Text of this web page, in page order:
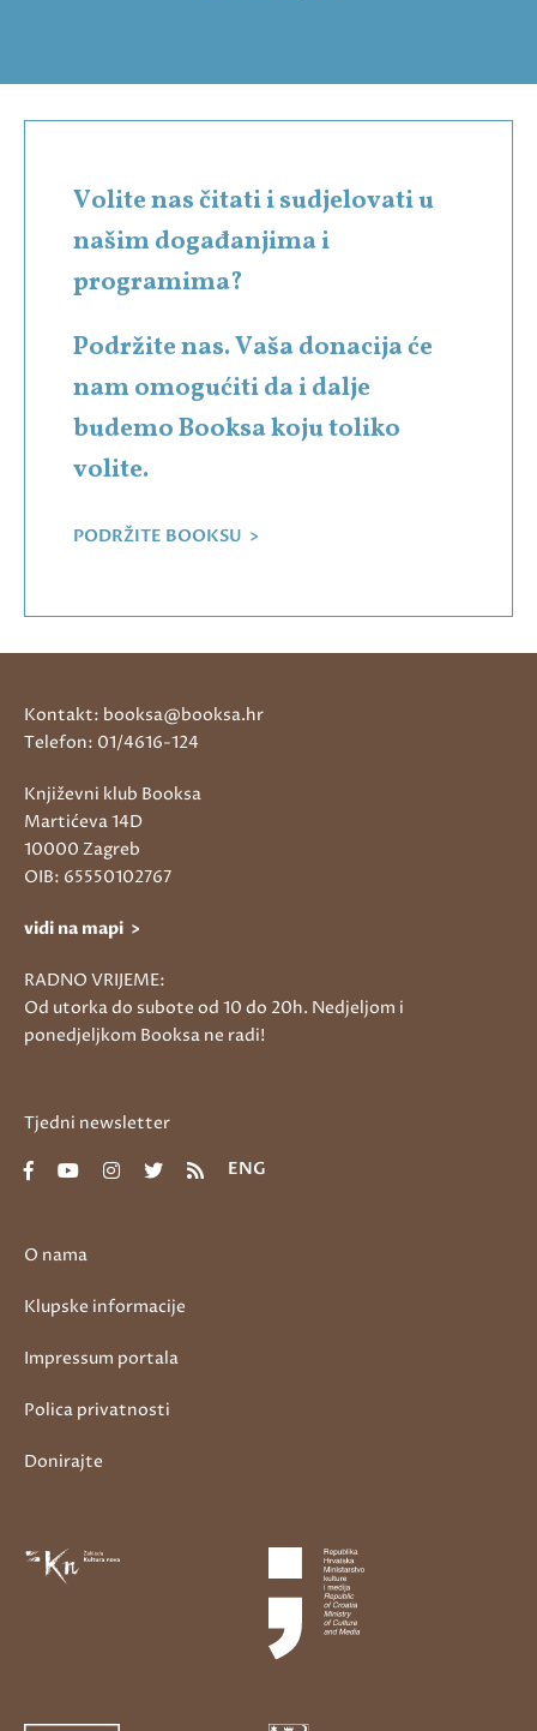
Volite nas čitati i sudjelovati u
našim događanjima i
programima?
Podržite nas. Vaša donacija će
nam omogućiti da i dalje
budemo Booksa koju toliko
volite.
PODRŽITE BOOKSU >
O nama
Klupske informacije
Impressum portala
Polica privatnosti
Donirajte
Kontakt: booksa@booksa.hr
Telefon: 01/4616-124
Književni klub Booksa
Martićeva 14D
10000 Zagreb
OIB: 65550102767
vidi na mapi >
RADNO VRIJEME:
Od utorka do subote od 10 do 20h. Nedjeljom i
ponedjeljkom Booksa ne radi!
Tjedni newsletter
ENG